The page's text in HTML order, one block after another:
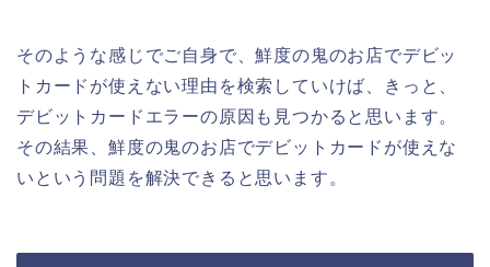
そのような感じでご自身で、鮮度の鬼のお店でデビッ
トカードが使えない理由を検索していけば、きっと、
デビットカードエラーの原因も見つかると思います。
その結果、鮮度の鬼のお店でデビットカードが使えな
いという問題を解決できると思います。